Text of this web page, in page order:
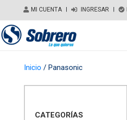
MI CUENTA | INGRESAR |
Salir del contenido
Main Navigation
Inicio / Panasonic
CATEGORÍAS